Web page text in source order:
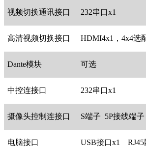
视频切换通讯接口 232串口x1
高清视频切换接口 HDMI4x1，4x4选
Dante模块 可选
中控连接口 232串口x1
摄像头控制连接口 S端子 5P接线端子
电脑接口 USB接口x1 RJ45